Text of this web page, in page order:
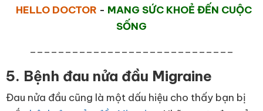
HELLO DOCTOR - MANG SỨC KHOẺ ĐẾN CUỘC
SỐNG
5. Bệnh đau nửa đầu Migraine
Đau nửa đầu cũng là một dấu hiệu cho thấy bạn bị